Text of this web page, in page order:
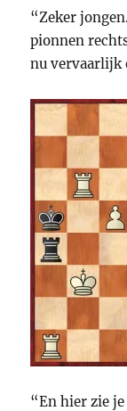
“Zeker
pionnen
nu vervaarlijk
“En hier zie